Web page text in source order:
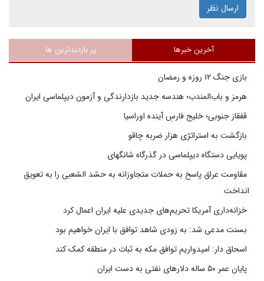
ارسال نظر
آخرین خبرها پر بازدیدترین ها
بازی جنگ ۱۲ روزه و رمضان
هرمز و باب‌المندب؛ هندسه جدید بازدارندگی و آزمون دیپلماسی ایران
قفقاز جنوبی؛ خلیج فارسِ آینده اوراسیا
بازگشت به استراتژی هزار ضربه چاقو
پویایی دستگاه دیپلماسی در گذرگاه شانگهای
مقاومت عراق پاسخ به حملات متجاوزانه به حشد الشعبی را به تعویق
انداخت
خزانه‌داری آمریکا تحریم‌های جدیدی علیه ایران اعمال کرد
بسنت مدعی شد: به زودی شاهد توافق با ایران خواهیم بود
اسحاق دار: امیدواریم توافق مکه به ثبات در منطقه کمک کند
پایان عمر ۵۰ ساله دلارهای نفتی به دست ایران